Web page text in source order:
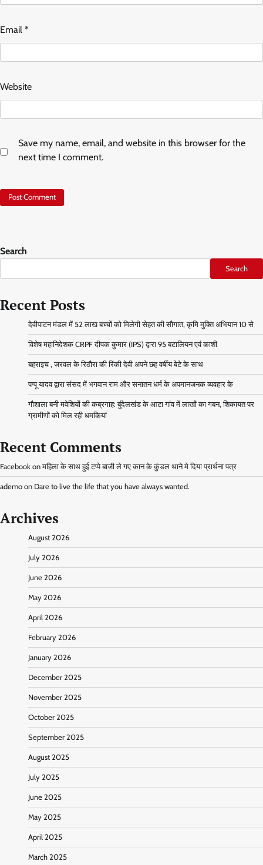
Email *
Website
Save my name, email, and website in this browser for the
next time I comment.
Search
Search
Recent Posts
देवीपाटन मंडल में 52 लाख बच्चों को मिलेगी सेहत की सौगात, कृमि मुक्ति अभियान 10 से
विशेष महानिदेशक CRPF दीपक कुमार (IPS) द्वारा 95 बटालियन एवं काशी
बहराइच , जरवल के रिठौरा की रिंकी देवी अपने छह वर्षीय बेटे के साथ
पप्पू यादव द्वारा संसद में भगवान राम और सनातन धर्म के अपमानजनक व्यवहार के
गौशाला बनी मवेशियों की कब्रगाह: बुंदेलखंड के आटा गांव में लाखों का गबन, शिकायत पर
ग्रामीणों को मिल रही धमकियां
Recent Comments
Facebook onमहिला के साथ हुई टप्पे बाजी ले गए कान के कुंडल थाने मे दिया प्रार्थना पत्र
ademo on Dare to live the life that you have always wanted.
Archives
August 2026
July 2026
June 2026
May 2026
April 2026
February 2026
January 2026
December 2025
November 2025
October 2025
September 2025
August 2025
July 2025
June 2025
May 2025
April 2025
March 2025